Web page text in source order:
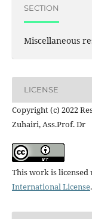
SECTION
Miscellaneous
LICENSE
Copyright (c) 2022
Zuhairi, Ass.Prof. Dr
This work is licensed
International License.